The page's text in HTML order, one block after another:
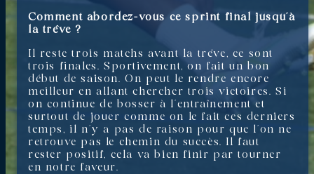
Comment abordez-vous ce sprint final jusqu’à
la trêve ?
Il reste trois matchs avant la trêve, ce sont
trois finales. Sportivement, on fait un bon
début de saison. On peut le rendre encore
meilleur en allant chercher trois victoires. Si
on continue de bosser à l’entraînement et
surtout de jouer comme on le fait ces derniers
temps, il n’y a pas de raison pour que l’on ne
retrouve pas le chemin du succès. Il faut
rester positif, cela va bien finir par tourner
en notre faveur.